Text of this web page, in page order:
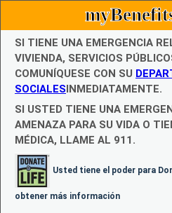
SI TIENE UNA EMERGENCIA
VIVIENDA, SERVICIOS
COMUNÍQUESE CON SU
SOCIALESINMEDIATAMENTE.
SI USTED TIENE UNA
AMENAZA PARA SU VIDA O
MÉDICA, LLAME AL 911.
Usted tiene el poder para
obtener más información